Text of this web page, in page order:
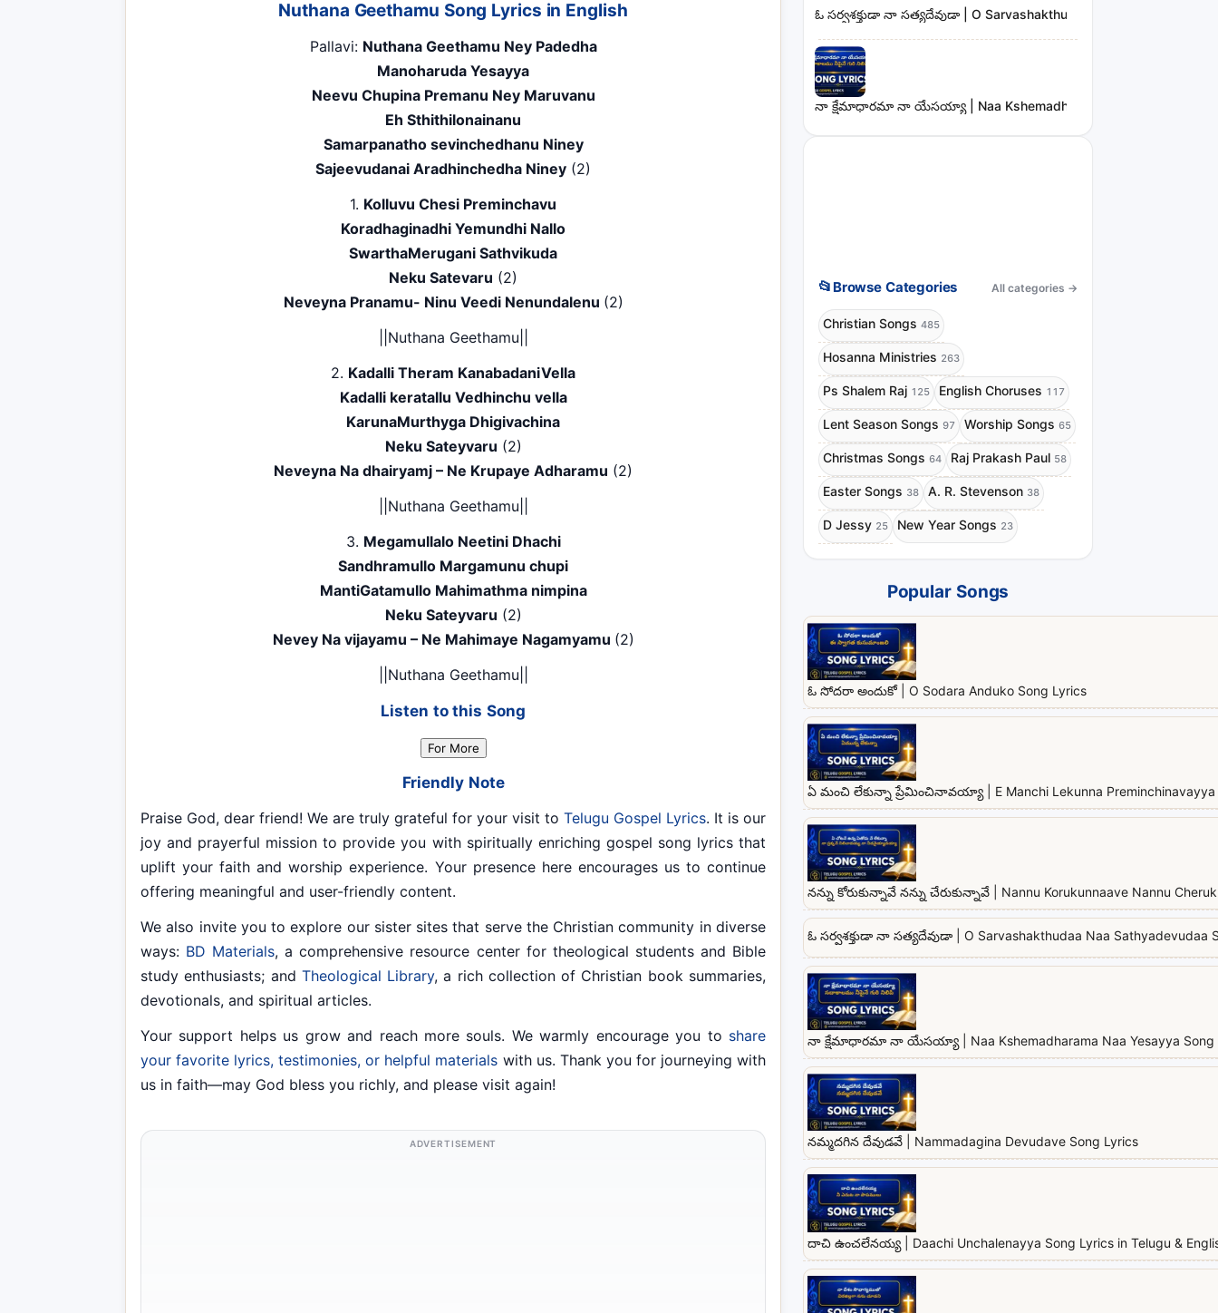
Nuthana Geethamu Song Lyrics in English
Pallavi: Nuthana Geethamu Ney Padedha
Manoharuda Yesayya
Neevu Chupina Premanu Ney Maruvanu
Eh Sthithilonainanu
Samarpanatho sevinchedhanu Niney
Sajeevudanai Aradhinchedha Niney (2)
1. Kolluvu Chesi Preminchavu
Koradhaginadhi Yemundhi Nallo
SwarthaMerugani Sathvikuda
Neku Satevaru (2)
Neveyna Pranamu- Ninu Veedi Nenundalenu (2)
||Nuthana Geethamu||
2. Kadalli Theram KanabadaniVella
Kadalli keratallu Vedhinchu vella
KarunaMurthyga Dhigivachina
Neku Sateyvaru (2)
Neveyna Na dhairyamj – Ne Krupaye Adharamu (2)
||Nuthana Geethamu||
3. Megamullalo Neetini Dhachi
Sandhramullo Margamunu chupi
MantiGatamullo Mahimathma nimpina
Neku Sateyvaru (2)
Nevey Na vijayamu – Ne Mahimaye Nagamyamu (2)
||Nuthana Geethamu||
Listen to this Song
For More
Friendly Note
Praise God, dear friend! We are truly grateful for your visit to Telugu Gospel Lyrics. It is our
joy and prayerful mission to provide you with spiritually enriching gospel song lyrics that
uplift your faith and worship experience. Your presence here encourages us to continue
offering meaningful and user-friendly content.
We also invite you to explore our sister sites that serve the Christian community in diverse
ways: BD Materials, a comprehensive resource center for theological students and Bible
study enthusiasts; and Theological Library, a rich collection of Christian book summaries,
devotionals, and spiritual articles.
Your support helps us grow and reach more souls. We warmly encourage you to share
your favorite lyrics, testimonies, or helpful materials with us. Thank you for journeying with
us in faith—may God bless you richly, and please visit again!
ADVERTISEMENT
ఓ సర్వశక్తుడా నా సత్యదేవుడా | O Sarvashakthudaa Naa Sathyadevudaa
నా క్షేమాధారమా నా యేసయ్యా | Naa Kshemadharama Naa Yesayya
📂 Browse Categories All categories →
Christian Songs 485
Hosanna Ministries 263
Ps Shalem Raj 125 English Choruses 117
Lent Season Songs 97 Worship Songs 65
Christmas Songs 64 Raj Prakash Paul 58
Easter Songs 38 A. R. Stevenson 38
D Jessy 25 New Year Songs 23
Popular Songs
ఓ సోదరా అందుకో | O Sodara Anduko Song Lyrics
ఏ మంచి లేకున్నా ప్రేమించినావయ్యా | E Manchi Lekunna Preminchinavayya
నన్ను కోరుకున్నావే నన్ను చేరుకున్నావే | Nannu Korukunnaave Nannu
ఓ సర్వశక్తుడా నా సత్యదేవుడా | O Sarvashakthudaa Naa Sathyadevudaa
నా క్షేమాధారమా నా యేసయ్యా | Naa Kshemadharama Naa Yesayya Song
నమ్మదగిన దేవుడవే | Nammadagina Devudave Song Lyrics
దాచి ఉంచలేనయ్య | Daachi Unchalenayya Song Lyrics in Telugu &